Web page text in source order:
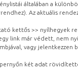
általában a
Az aktuális
kettős >> nyílhegyek
link már védett, nem
vagy
két adat